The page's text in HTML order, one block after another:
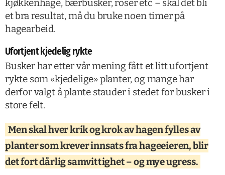
kjøkkenhage, bærbusker, roser etc – skal det bli
et bra resultat, må du bruke noen timer på
hagearbeid.
Ufortjent kjedelig rykte
Busker har etter vår mening fått et litt ufortjent
rykte som «kjedelige» planter, og mange har
derfor valgt å plante stauder i stedet for busker i
store felt.
Men skal hver krik og krok av hagen fylles av
planter som krever innsats fra hageeieren, blir
det fort dårlig samvittighet – og mye ugress.